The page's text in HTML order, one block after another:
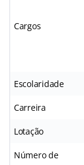
Cargos
Escolaridade
Carreira
Lotação
Número de